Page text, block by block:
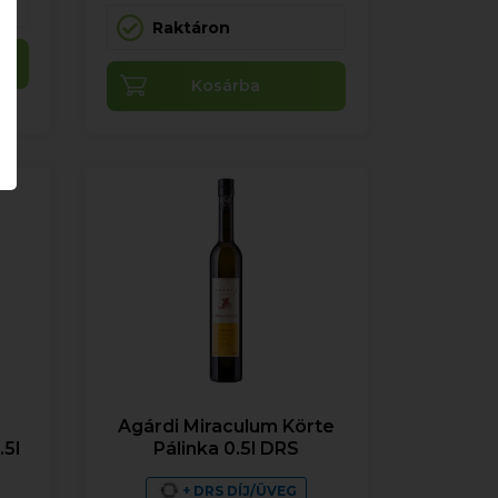
Raktáron
Kosárba
Agárdi Miraculum Körte
Pálinka 0.5l DRS
+ DRS DÍJ/ÜVEG